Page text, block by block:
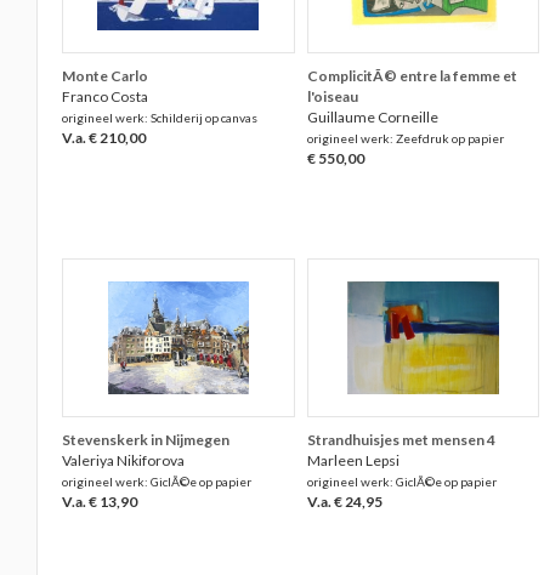
Monte Carlo
Franco Costa
origineel werk: Schilderij op canvas
V.a. € 210,00
ComplicitÃ© entre la femme et
l'oiseau
Guillaume Corneille
origineel werk: Zeefdruk op papier
€ 550,00
Stevenskerk in Nijmegen
Valeriya Nikiforova
origineel werk: GiclÃ©e op papier
V.a. € 13,90
Strandhuisjes met mensen 4
Marleen Lepsi
origineel werk: GiclÃ©e op papier
V.a. € 24,95